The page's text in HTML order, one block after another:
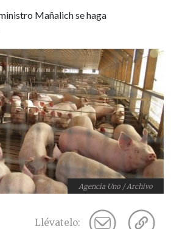
Mañalich se haga
Agencia Uno / Archivo
Llévatelo: